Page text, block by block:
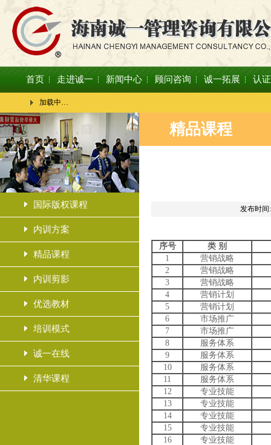
首页 走进诚一 新闻中心 顾问咨询 诚一拓展 认
加载中…
国际版权课程
内训方案
精品课程
内训剪影
优选教材
培训模式
诚一在线
清华课程
精品课程
发布时间
序号
类 别
1
营销战略
2
营销战略
3
营销战略
4
营销计划
5
营销计划
6
市场推广
7
市场推广
8
服务体系
9
服务体系
10
服务体系
11
服务体系
12
专业技能
13
专业技能
14
专业技能
15
专业技能
16
专业技能